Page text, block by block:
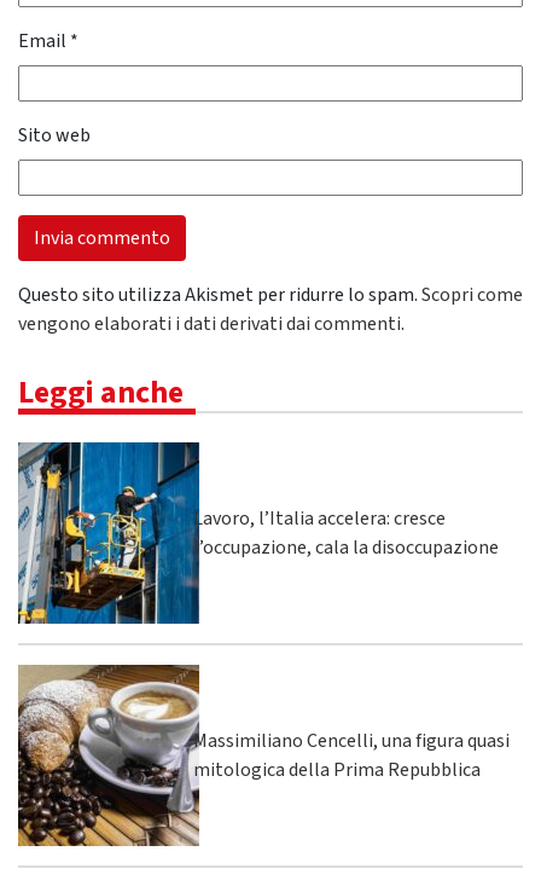
Email *
Sito web
Questo sito utilizza Akismet per ridurre lo spam.Scopri come
vengono elaborati i dati derivati dai commenti.
Leggi anche
Lavoro, l’Italia accelera: cresce
l’occupazione, cala la disoccupazione
Massimiliano Cencelli, una figura quasi
mitologica della Prima Repubblica